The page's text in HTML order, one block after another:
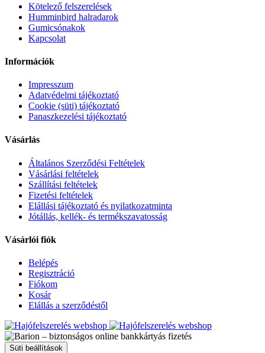
Kötelező felszerelések
Humminbird halradarok
Gumicsónakok
Kapcsolat
Információk
Impresszum
Adatvédelmi tájékoztató
Cookie (süti) tájékoztató
Panaszkezelési tájékoztató
Vásárlás
Általános Szerződési Feltételek
Vásárlási feltételek
Szállítási feltételek
Fizetési feltételek
Elállási tájékoztató és nyilatkozatminta
Jótállás, kellék- és termékszavatosság
Vásárlói fiók
Belépés
Regisztráció
Fiókom
Kosár
Elállás a szerződéstől
Süti beállítások